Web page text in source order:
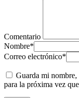
Comentario
Nombre*
Correo electrónico*
Guarda mi
para la próxima vez